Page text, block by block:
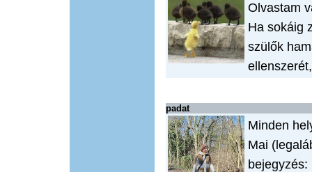
Olvastam
Ha sokáig
szülők
padat
Minden
Mai
bejegyzés: